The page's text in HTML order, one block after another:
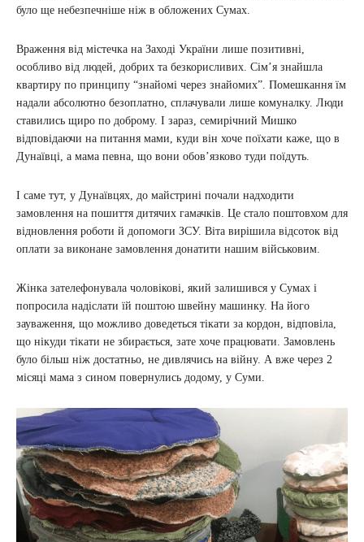
було ще небезпечніше ніж в обложених Сумах.
Враження від містечка на Заході України лише позитивні,
особливо від людей, добрих та безкорисливих. Сім’я знайшла
квартиру по принципу “знайомі через знайомих”. Помешкання їм
надали абсолютно безоплатно, сплачували лише комуналку. Люди
ставились щиро по доброму. І зараз, семирічний Мишко
відповідаючи на питання мами, куди він хоче поїхати каже, що в
Дунаївці, а мама певна, що вони обов’язково туди поїдуть.
І саме тут, у Дунаївцях, до майстрині почали надходити
замовлення на пошиття дитячих гамачків. Це стало поштовхом для
відновлення роботи й допомоги ЗСУ. Віта вирішила відсоток від
оплати за виконане замовлення донатити нашим військовим.
Жінка зателефонувала чоловікові, який залишився у Сумах і
попросила надіслати їй поштою швейну машинку. На його
зауваження, що можливо доведеться тікати за кордон, відповіла,
що нікуди тікати не збирається, зате хоче працювати. Замовлень
було більш ніж достатньо, не дивлячись на війну. А вже через 2
місяці мама з сином повернулись додому, у Суми.